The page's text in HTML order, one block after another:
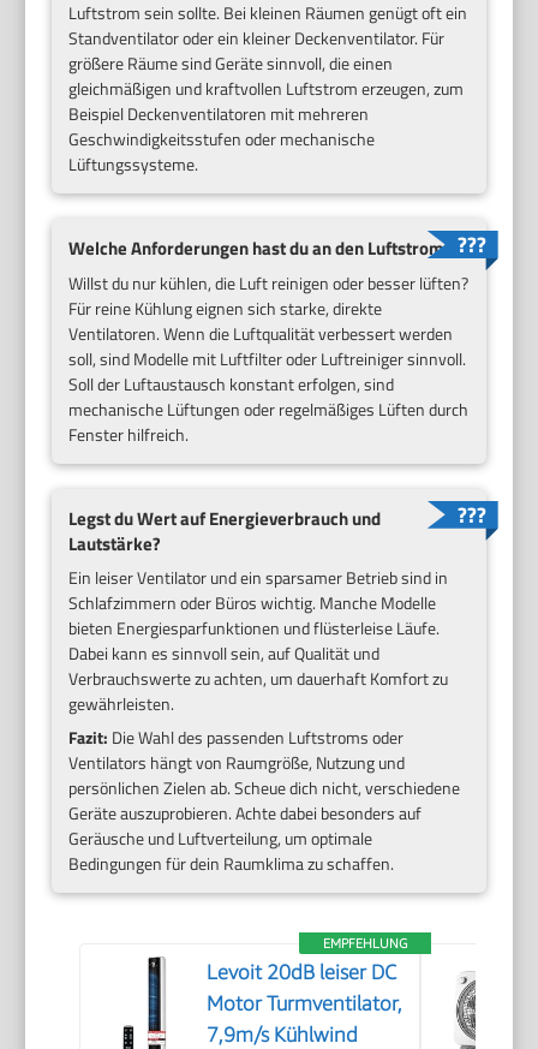
Luftstrom sein sollte. Bei kleinen Räumen genügt oft ein
Standventilator oder ein kleiner Deckenventilator. Für
größere Räume sind Geräte sinnvoll, die einen
gleichmäßigen und kraftvollen Luftstrom erzeugen, zum
Beispiel Deckenventilatoren mit mehreren
Geschwindigkeitsstufen oder mechanische
Lüftungssysteme.
Welche Anforderungen hast du an den Luftstrom?
Willst du nur kühlen, die Luft reinigen oder besser lüften?
Für reine Kühlung eignen sich starke, direkte
Ventilatoren. Wenn die Luftqualität verbessert werden
soll, sind Modelle mit Luftfilter oder Luftreiniger sinnvoll.
Soll der Luftaustausch konstant erfolgen, sind
mechanische Lüftungen oder regelmäßiges Lüften durch
Fenster hilfreich.
Legst du Wert auf Energieverbrauch und
Lautstärke?
Ein leiser Ventilator und ein sparsamer Betrieb sind in
Schlafzimmern oder Büros wichtig. Manche Modelle
bieten Energiesparfunktionen und flüsterleise Läufe.
Dabei kann es sinnvoll sein, auf Qualität und
Verbrauchswerte zu achten, um dauerhaft Komfort zu
gewährleisten.
Fazit: Die Wahl des passenden Luftstroms oder
Ventilators hängt von Raumgröße, Nutzung und
persönlichen Zielen ab. Scheue dich nicht, verschiedene
Geräte auszuprobieren. Achte dabei besonders auf
Geräusche und Luftverteilung, um optimale
Bedingungen für dein Raumklima zu schaffen.
EMPFEHLUNG
Levoit 20dB leiser DC
Motor Turmventilator,
7,9m/s Kühlwind